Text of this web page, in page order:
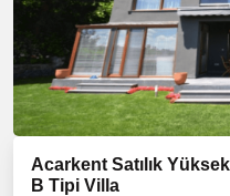
Acarkent Satılık
B Tipi Villa